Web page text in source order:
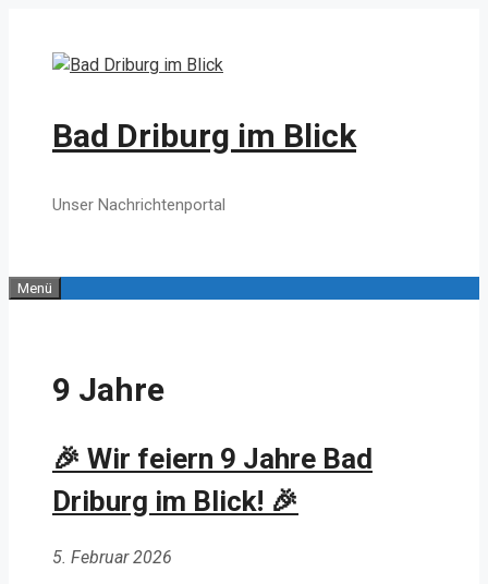
springen
Bad Driburg im Blick
Unser Nachrichtenportal
Menü
9 Jahre
🎉 Wir feiern 9 Jahre Bad
Driburg im Blick! 🎉
5. Februar 2026